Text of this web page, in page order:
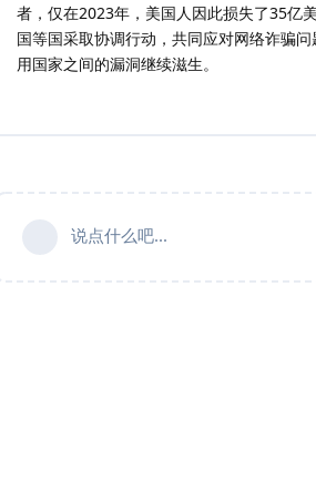
者，仅在2023年，美国人因此损失了35亿
国等国采取协调行动，共同应对网络诈骗
用国家之间的漏洞继续滋生。
说点什么吧...